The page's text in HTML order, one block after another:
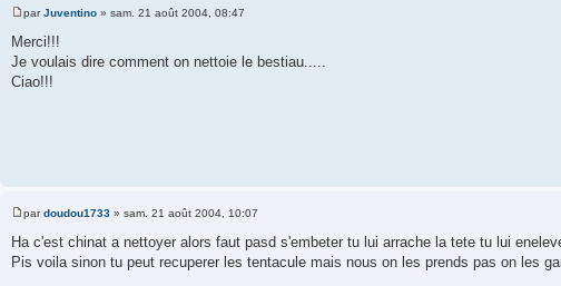
e
s
s
a
g
parJuventino » sam. 21 août 2004, 08:47
Merci!!!
Je voulais dire comment on nettoie le bestiau.....
Ciao!!!
e
s
s
pardoudou1733 » sam. 21 août 2004, 10:07
Ha c'est chinat a nettoyer alors faut pasd s'embeter tu lui arrache la tete tu lui
Pis voila sinon tu peut recuperer les tentacule mais nous on les prends pas on les